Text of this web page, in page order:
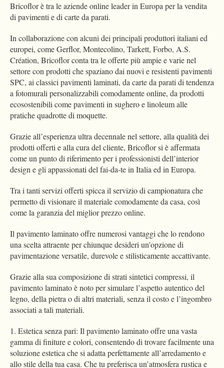
Bricoflor è tra le aziende online leader in Europa per la vendita
di pavimenti e di carte da parati.
In collaborazione con alcuni dei principali produttori italiani ed
europei, come Gerflor, Montecolino, Tarkett, Forbo, A.S.
Création, Bricoflor conta tra le offerte più ampie e varie nel
settore con prodotti che spaziano dai nuovi e resistenti pavimenti
SPC, ai classici pavimenti laminati, da carte da parati di tendenza
a fotomurali personalizzabili comodamente online, da prodotti
ecosostenibili come pavimenti in sughero e linoleum alle
pratiche quadrotte di moquette.
Grazie all’esperienza ultra decennale nel settore, alla qualità dei
prodotti offerti e alla cura del cliente, Bricoflor si è affermata
come un punto di riferimento per i professionisti dell’interior
design e gli appassionati del fai-da-te in Italia ed in Europa.
Tra i tanti servizi offerti spicca il servizio di campionatura che
permetto di visionare il materiale comodamente da casa, così
come la garanzia del miglior prezzo online.
Il pavimento laminato offre numerosi vantaggi che lo rendono
una scelta attraente per chiunque desideri un’opzione di
pavimentazione versatile, durevole e stilisticamente accattivante.
Grazie alla sua composizione di strati sintetici compressi, il
pavimento laminato è noto per simulare l’aspetto autentico del
legno, della pietra o di altri materiali, senza il costo e l’ingombro
associati a tali materiali.
1. Estetica senza pari: Il pavimento laminato offre una vasta
gamma di finiture e colori, consentendo di trovare facilmente una
soluzione estetica che si adatta perfettamente all’arredamento e
allo stile della tua casa. Che tu preferisca un’atmosfera rustica e